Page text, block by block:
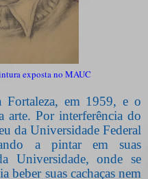
exposta no MAUC
em 1959, e o
arte. Por interferência do
da Universidade Federal
a pintar em suas
Universidade, onde se
beber suas cachaças nem